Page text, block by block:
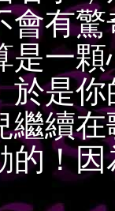
會有
是一
於是
繼續
的！